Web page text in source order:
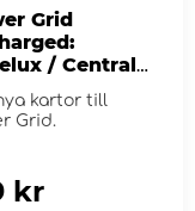
Grid
/ Central
kartor till
Grid.
kr